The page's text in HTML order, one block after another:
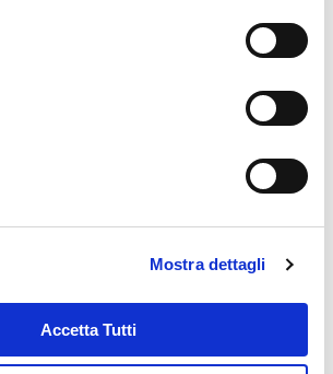
Mostra dettagli
Accetta Tutti
MISSIONIAMOCI 7.0